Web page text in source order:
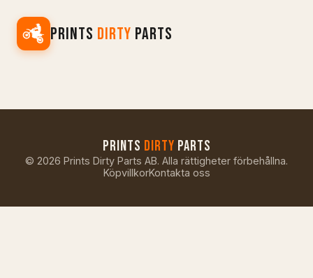
PRINTS DIRTY PARTS
PRINTS DIRTY PARTS
© 2026 Prints Dirty Parts AB. Alla rättigheter förbehållna.
KöpvillkorKontakta oss